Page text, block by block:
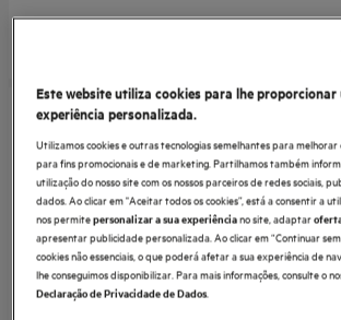
Este website utiliza cookies para lhe proporcionar
experiência personalizada.
Utilizamos cookies e outras tecnologias semelhantes para melhorar
para fins promocionais e de marketing. Partilhamos também
utilização do nosso site com os nossos parceiros de redes sociais,
dados. Ao clicar em "Aceitar todos os cookies”, está a consentir a
nos permitepersonalizar a sua experiênciano site, adaptar
apresentar publicidade personalizada. Ao clicar em “Continuar
cookies não essenciais, o que poderá afetar a sua experiência de
lhe conseguimos disponibilizar. Para mais informações, consulte o
Declaração de Privacidade de Dados.